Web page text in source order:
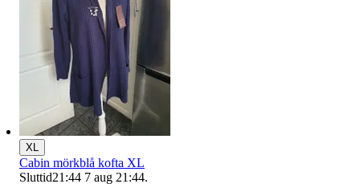
XL
Cabin mörkblå kofta XL
Sluttid21:44 7 aug 21:44.